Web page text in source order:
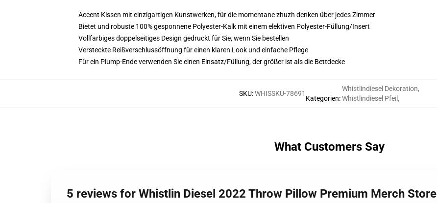
Accent Kissen mit einzigartigen Kunstwerken, für die momentane zhuzh denken über jedes Zimmer
Bietet und robuste 100% gesponnene Polyester-Kalk mit einem elektiven Polyester-Füllung/Insert
Vollfarbiges doppelseitiges Design gedruckt für Sie, wenn Sie bestellen
Versteckte Reißverschlussöffnung für einen klaren Look und einfache Pflege
Für ein Plump-Ende verwenden Sie einen Einsatz/Füllung, der größer ist als die Bettdecke
SKU:WHISSKU-78691
Kategorien:
Whistlindiesel Dekoration,
Whistlindiesel Pfeil ,
What Customers Say
5 reviews for Whistlin Diesel 2022 Throw Pillow Premium Merch Store